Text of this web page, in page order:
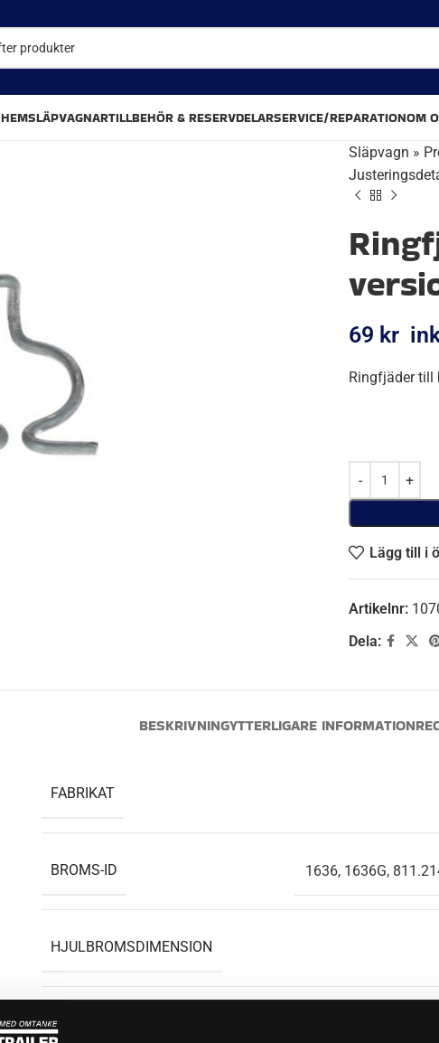
HEMSLÄPVAGNARTILLBEHÖR & RESERVDELARSERVICE/REPARATIONOM
Släpvagn »
69 kr
Ringfjäder till
Lägg till i
Artikelnr:
Dela:
BESKRIVNINGYTTERLIGARE INFORMATION
FABRIKAT
BROMS-ID 1636, 1636G,
HJULBROMSDIMENSION
ORGINALNUMMER